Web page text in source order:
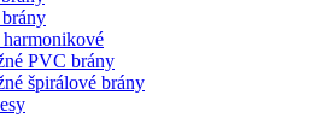
PVC brány
špirálové brány